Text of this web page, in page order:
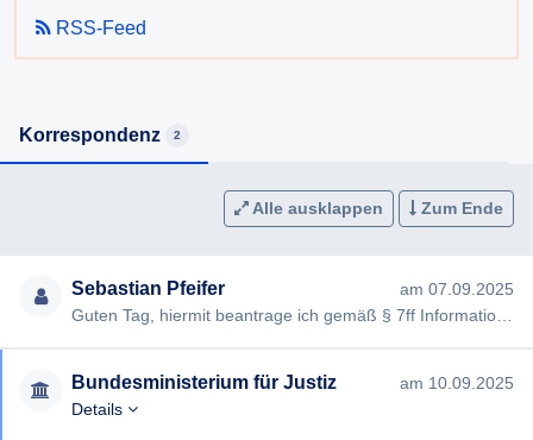
RSS-Feed
Korrespondenz 2
Alle ausklappen Zum Ende
Sebastian Pfeifer
am 07.09.2025
Bundesministerium für Justiz
am 10.09.2025
Details